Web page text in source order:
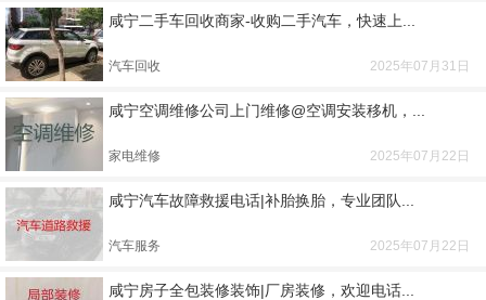
咸宁二手车回收商家-收购二手汽车，快速上...
汽车回收 2025年07月31日
咸宁空调维修公司上门维修@空调安装移机，...
家电维修 2025年07月22日
咸宁汽车故障救援电话|补胎换胎，专业团队...
汽车服务 2025年07月22日
咸宁房子全包装修装饰|厂房装修，欢迎电话...